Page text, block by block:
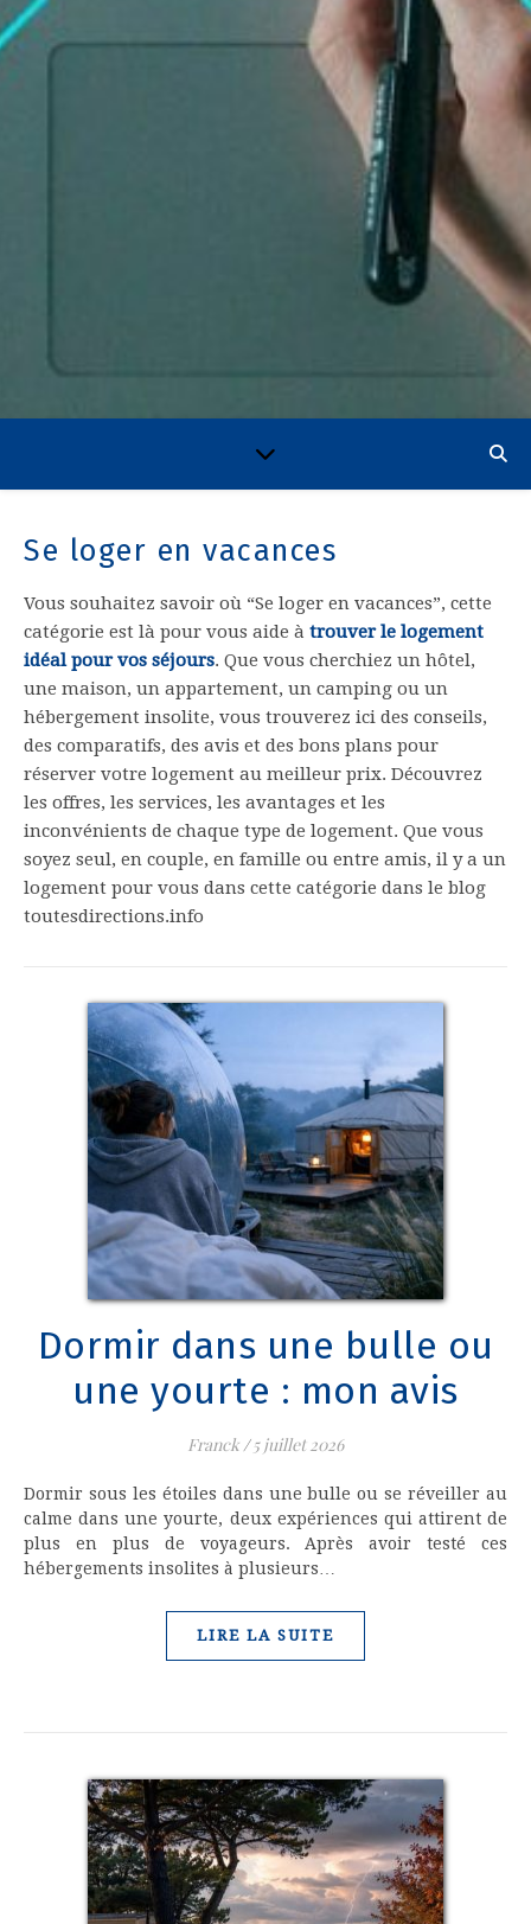
Se loger en vacances
Vous souhaitez savoir où “Se loger en vacances”, cette
catégorie est là pour vous aide à trouver le logement
idéal pour vos séjours. Que vous cherchiez un hôtel,
une maison, un appartement, un camping ou un
hébergement insolite, vous trouverez ici des conseils,
des comparatifs, des avis et des bons plans pour
réserver votre logement au meilleur prix. Découvrez
les offres, les services, les avantages et les
inconvénients de chaque type de logement. Que vous
soyez seul, en couple, en famille ou entre amis, il y a un
logement pour vous dans cette catégorie dans le blog
toutesdirections.info
Dormir dans une bulle ou
une yourte : mon avis
Franck/ 5 juillet 2026
Dormir sous les étoiles dans une bulle ou se réveiller au
calme dans une yourte, deux expériences qui attirent de
plus en plus de voyageurs. Après avoir testé ces
hébergements insolites à plusieurs…
LIRE LA SUITE